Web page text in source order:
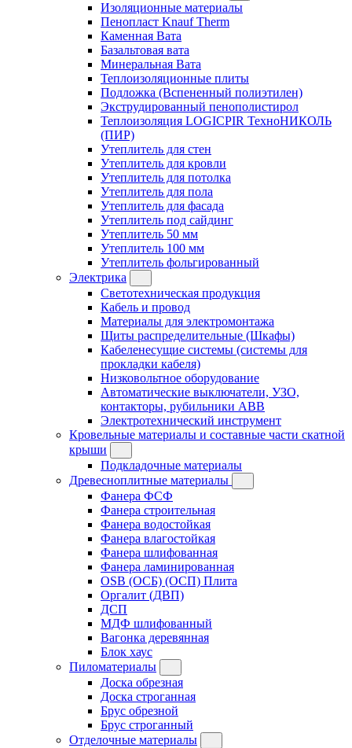
Изоляционные материалы
Пенопласт Knauf Therm
Каменная Вата
Базальтовая вата
Минеральная Вата
Теплоизоляционные плиты
Подложка (Вспененный полиэтилен)
Экструдированный пенополистирол
Теплоизоляция LOGICPIR ТехноНИКОЛЬ
(ПИР)
Утеплитель для стен
Утеплитель для кровли
Утеплитель для потолка
Утеплитель для пола
Утеплитель для фасада
Утеплитель под сайдинг
Утеплитель 50 мм
Утеплитель 100 мм
Утеплитель фольгированный
Электрика
Светотехническая продукция
Кабель и провод
Материалы для электромонтажа
Щиты распределительные (Шкафы)
Кабеленесущие системы (системы для
прокладки кабеля)
Низковольтное оборудование
Автоматические выключатели, УЗО,
контакторы, рубильники ABB
Электротехнический инструмент
Кровельные материалы и составные части скатной
крыши
Подкладочные материалы
Древесноплитные материалы
Фанера ФСФ
Фанера строительная
Фанера водостойкая
Фанера влагостойкая
Фанера шлифованная
Фанера ламинированная
OSB (ОСБ) (ОСП) Плита
Оргалит (ДВП)
ДСП
МДФ шлифованный
Вагонка деревянная
Блок хаус
Пиломатериалы
Доска обрезная
Доска строганная
Брус обрезной
Брус строганный
Отделочные материалы